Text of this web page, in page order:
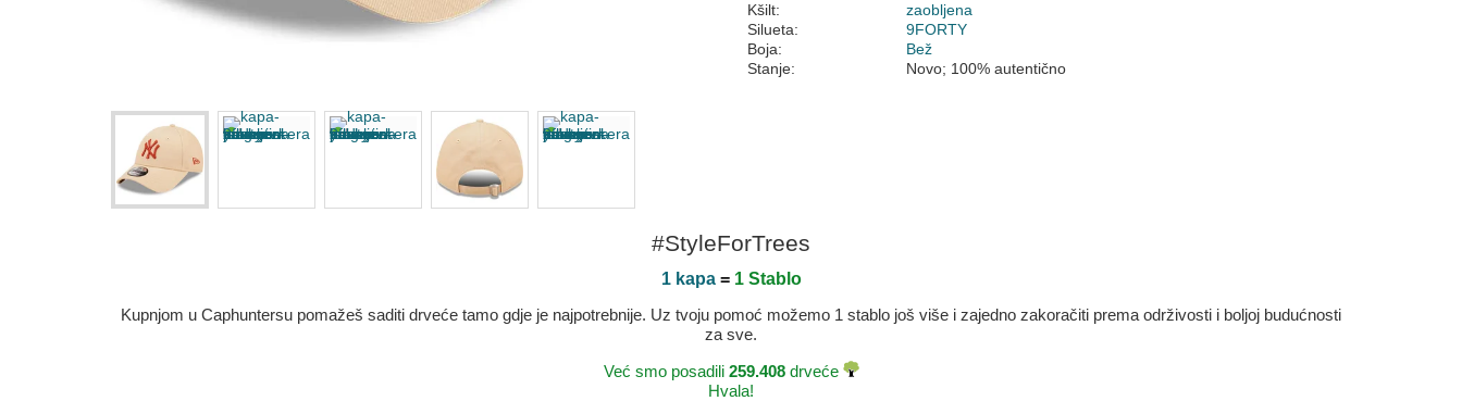
Kšilt:
zaobljena
Silueta:
9FORTY
Boja:
Bež
Stanje:
Novo; 100% autentično
#StyleForTrees
1 kapa= 1 Stablo
Kupnjom u Caphuntersu pomažeš saditi drveće tamo gdje je najpotrebnije. Uz tvoju pomoć možemo 1 stablo još više i zajedno zakoračiti prema održivosti i boljoj budućnosti
za sve.
Već smo posadili 259.408drveće
Hvala!